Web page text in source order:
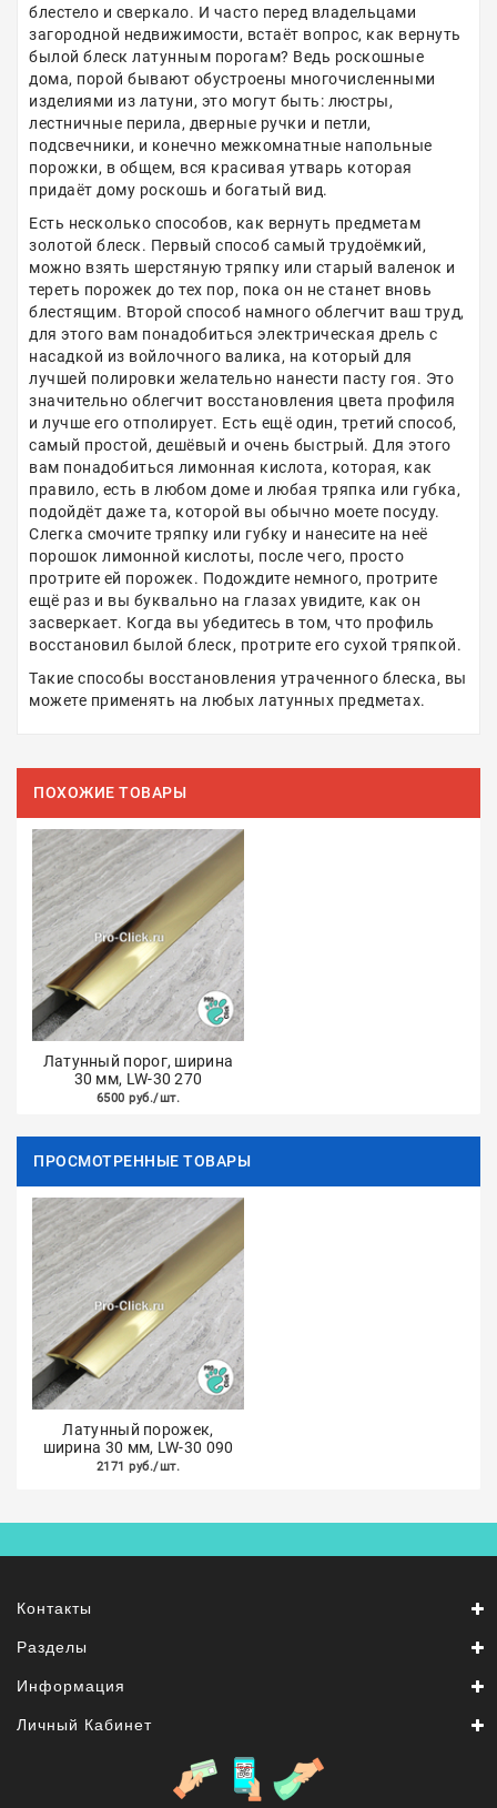
блестело и сверкало. И часто перед владельцами
загородной недвижимости, встаёт вопрос, как вернуть
былой блеск латунным порогам? Ведь роскошные
дома, порой бывают обустроены многочисленными
изделиями из латуни, это могут быть: люстры,
лестничные перила, дверные ручки и петли,
подсвечники, и конечно межкомнатные напольные
порожки, в общем, вся красивая утварь которая
придаёт дому роскошь и богатый вид.
Есть несколько способов, как вернуть предметам
золотой блеск. Первый способ самый трудоёмкий,
можно взять шерстяную тряпку или старый валенок и
тереть порожек до тех пор, пока он не станет вновь
блестящим. Второй способ намного облегчит ваш труд,
для этого вам понадобиться электрическая дрель с
насадкой из войлочного валика, на который для
лучшей полировки желательно нанести пасту гоя. Это
значительно облегчит восстановления цвета профиля
и лучше его отполирует. Есть ещё один, третий способ,
самый простой, дешёвый и очень быстрый. Для этого
вам понадобиться лимонная кислота, которая, как
правило, есть в любом доме и любая тряпка или губка,
подойдёт даже та, которой вы обычно моете посуду.
Слегка смочите тряпку или губку и нанесите на неё
порошок лимонной кислоты, после чего, просто
протрите ей порожек. Подождите немного, протрите
ещё раз и вы буквально на глазах увидите, как он
засверкает. Когда вы убедитесь в том, что профиль
восстановил былой блеск, протрите его сухой тряпкой.
Такие способы восстановления утраченного блеска, вы
можете применять на любых латунных предметах.
ПОХОЖИЕ ТОВАРЫ
Латунный порог, ширина
30 мм, LW-30 270
6500 руб./шт.
ПРОСМОТРЕННЫЕ ТОВАРЫ
Латунный порожек,
ширина 30 мм, LW-30 090
2171 руб./шт.
Контакты
Разделы
Информация
Личный Кабинет